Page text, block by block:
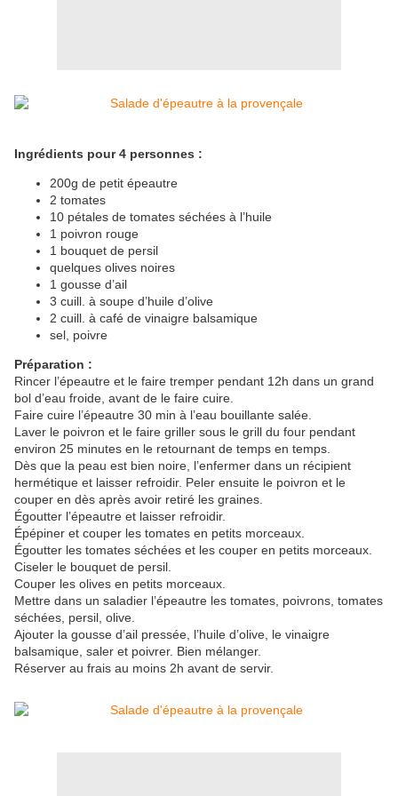
Ingrédients pour 4 personnes :
200g de petit épeautre
2 tomates
10 pétales de tomates séchées à l’huile
1 poivron rouge
1 bouquet de persil
quelques olives noires
1 gousse d’ail
3 cuill. à soupe d’huile d’olive
2 cuill. à café de vinaigre balsamique
sel, poivre
Préparation :
Rincer l’épeautre et le faire tremper pendant 12h dans un grand
bol d’eau froide, avant de le faire cuire.
Faire cuire l’épeautre 30 min à l’eau bouillante salée.
Laver le poivron et le faire griller sous le grill du four pendant
environ 25 minutes en le retournant de temps en temps.
Dès que la peau est bien noire, l’enfermer dans un récipient
hermétique et laisser refroidir. Peler ensuite le poivron et le
couper en dès après avoir retiré les graines.
Égoutter l’épeautre et laisser refroidir.
Épépiner et couper les tomates en petits morceaux.
Égoutter les tomates séchées et les couper en petits morceaux.
Ciseler le bouquet de persil.
Couper les olives en petits morceaux.
Mettre dans un saladier l’épeautre les tomates, poivrons, tomates
séchées, persil, olive.
Ajouter la gousse d’ail pressée, l’huile d’olive, le vinaigre
balsamique, saler et poivrer. Bien mélanger.
Réserver au frais au moins 2h avant de servir.